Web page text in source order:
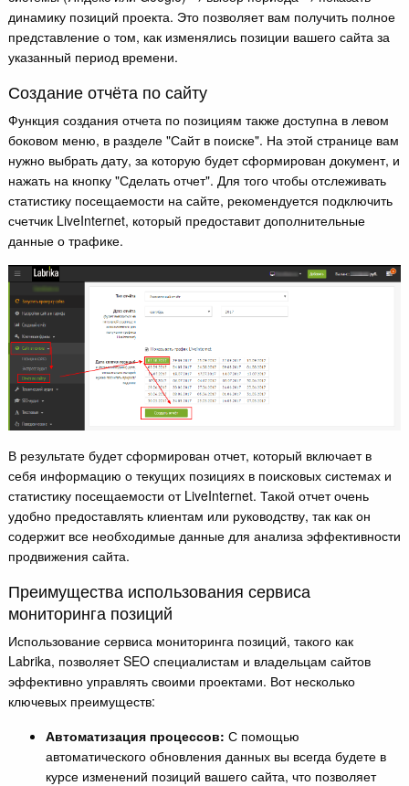
динамику позиций проекта. Это позволяет вам получить полное
представление о том, как изменялись позиции вашего сайта за
указанный период времени.
Создание отчёта по сайту
Функция создания отчета по позициям также доступна в левом
боковом меню, в разделе "Сайт в поиске". На этой странице вам
нужно выбрать дату, за которую будет сформирован документ, и
нажать на кнопку "Сделать отчет". Для того чтобы отслеживать
статистику посещаемости на сайте, рекомендуется подключить
счетчик LiveInternet, который предоставит дополнительные
данные о трафике.
В результате будет сформирован отчет, который включает в
себя информацию о текущих позициях в поисковых системах и
статистику посещаемости от LiveInternet. Такой отчет очень
удобно предоставлять клиентам или руководству, так как он
содержит все необходимые данные для анализа эффективности
продвижения сайта.
Преимущества использования сервиса
мониторинга позиций
Использование сервиса мониторинга позиций, такого как
Labrika, позволяет SEO специалистам и владельцам сайтов
эффективно управлять своими проектами. Вот несколько
ключевых преимуществ:
Автоматизация процессов: С помощью
автоматического обновления данных вы всегда будете в
курсе изменений позиций вашего сайта, что позволяет